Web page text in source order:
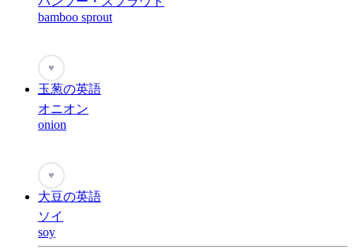
bamboo sprout
♥
玉葱の英語
オニオン
onion
♥
大豆の英語
ソイ
soy